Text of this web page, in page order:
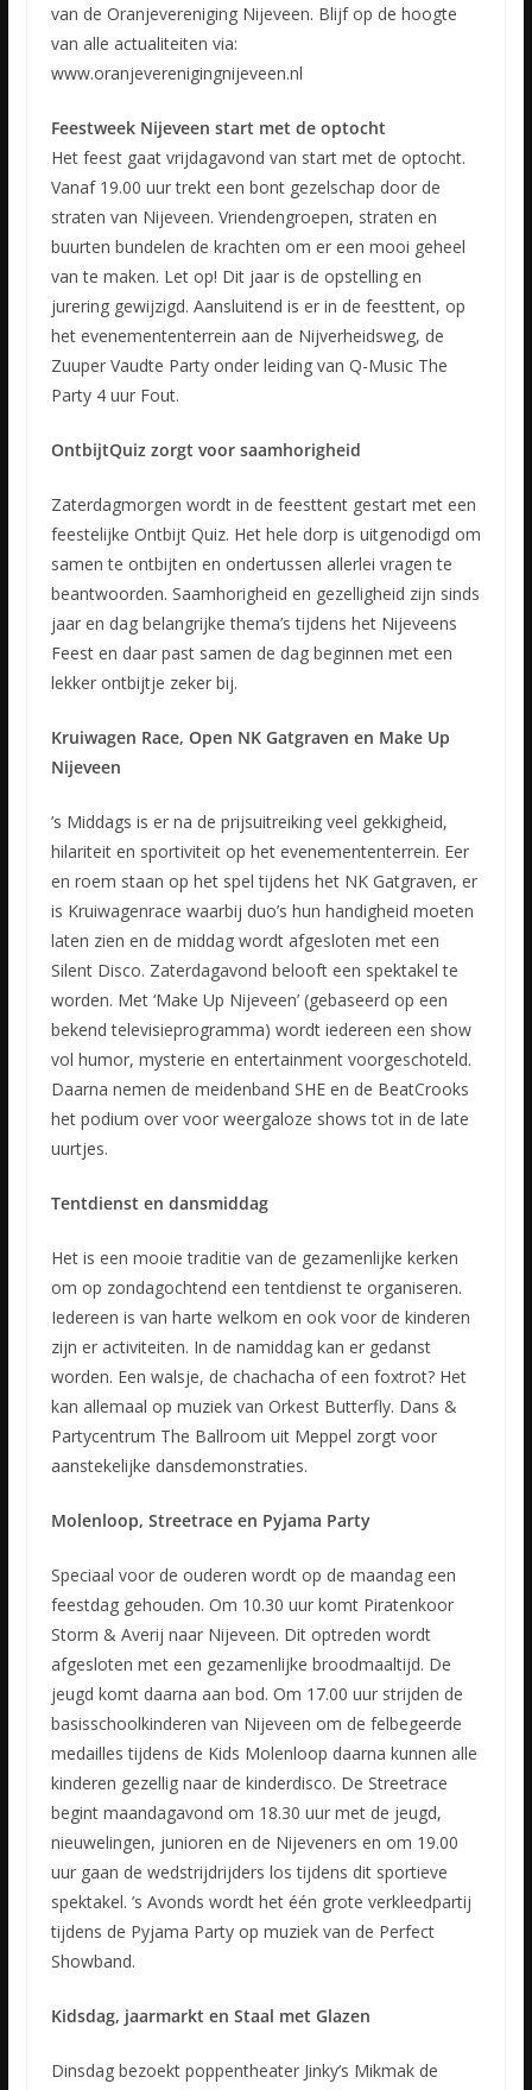
van de Oranjevereniging Nijeveen. Blijf op de hoogte
van alle actualiteiten via:
www.oranjeverenigingnijeveen.nl
Feestweek Nijeveen start met de optocht
Het feest gaat vrijdagavond van start met de optocht.
Vanaf 19.00 uur trekt een bont gezelschap door de
straten van Nijeveen. Vriendengroepen, straten en
buurten bundelen de krachten om er een mooi geheel
van te maken. Let op! Dit jaar is de opstelling en
jurering gewijzigd. Aansluitend is er in de feesttent, op
het evenemententerrein aan de Nijverheidsweg, de
Zuuper Vaudte Party onder leiding van Q-Music The
Party 4 uur Fout.
OntbijtQuiz zorgt voor saamhorigheid
Zaterdagmorgen wordt in de feesttent gestart met een
feestelijke Ontbijt Quiz. Het hele dorp is uitgenodigd om
samen te ontbijten en ondertussen allerlei vragen te
beantwoorden. Saamhorigheid en gezelligheid zijn sinds
jaar en dag belangrijke thema’s tijdens het Nijeveens
Feest en daar past samen de dag beginnen met een
lekker ontbijtje zeker bij.
Kruiwagen Race, Open NK Gatgraven en Make Up
Nijeveen
’s Middags is er na de prijsuitreiking veel gekkigheid,
hilariteit en sportiviteit op het evenemententerrein. Eer
en roem staan op het spel tijdens het NK Gatgraven, er
is Kruiwagenrace waarbij duo’s hun handigheid moeten
laten zien en de middag wordt afgesloten met een
Silent Disco. Zaterdagavond belooft een spektakel te
worden. Met ‘Make Up Nijeveen’ (gebaseerd op een
bekend televisieprogramma) wordt iedereen een show
vol humor, mysterie en entertainment voorgeschoteld.
Daarna nemen de meidenband SHE en de BeatCrooks
het podium over voor weergaloze shows tot in de late
uurtjes.
Tentdienst en dansmiddag
Het is een mooie traditie van de gezamenlijke kerken
om op zondagochtend een tentdienst te organiseren.
Iedereen is van harte welkom en ook voor de kinderen
zijn er activiteiten. In de namiddag kan er gedanst
worden. Een walsje, de chachacha of een foxtrot? Het
kan allemaal op muziek van Orkest Butterfly. Dans &
Partycentrum The Ballroom uit Meppel zorgt voor
aanstekelijke dansdemonstraties.
Molenloop, Streetrace en Pyjama Party
Speciaal voor de ouderen wordt op de maandag een
feestdag gehouden. Om 10.30 uur komt Piratenkoor
Storm & Averij naar Nijeveen. Dit optreden wordt
afgesloten met een gezamenlijke broodmaaltijd. De
jeugd komt daarna aan bod. Om 17.00 uur strijden de
basisschoolkinderen van Nijeveen om de felbegeerde
medailles tijdens de Kids Molenloop daarna kunnen alle
kinderen gezellig naar de kinderdisco. De Streetrace
begint maandagavond om 18.30 uur met de jeugd,
nieuwelingen, junioren en de Nijeveners en om 19.00
uur gaan de wedstrijdrijders los tijdens dit sportieve
spektakel. ’s Avonds wordt het één grote verkleedpartij
tijdens de Pyjama Party op muziek van de Perfect
Showband.
Kidsdag, jaarmarkt en Staal met Glazen
Dinsdag bezoekt poppentheater Jinky’s Mikmak de